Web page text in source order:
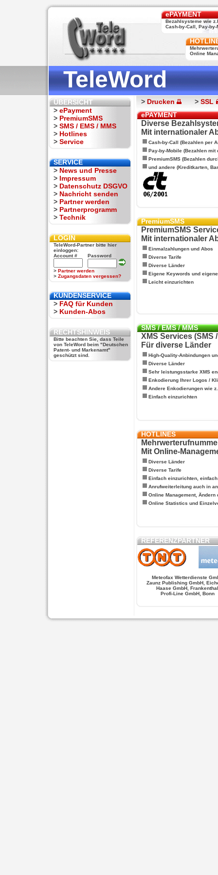
ePAYMENT
Bezahlsysteme wie
Cash-by-Call, Pay-by-
Online
TeleWord
ÜBERSICHT
> ePayment
> PremiumSMS
> SMS / EMS / MMS
> Hotlines
> Service
SERVICE
> News und Presse
> Impressum
> Datenschutz DSGVO
> Nachricht senden
> Partner werden
> Partnerprogramm
> Technik
LOGIN
TeleWord-Partner bitte hier
einloggen:
Account #
Password
> Partner werden
> Zugangsdaten vergessen?
KUNDENSERVICE
> FAQ für Kunden
> Kunden-Abos
RECHTSHINWEIS
Bitte beachten Sie, dass Teile
von TeleWord beim "Deutschen
Patent- und Markenamt"
geschützt sind.
> Drucken > SSL
ePAYMENT
Diverse
Mit internationaler
Cash-by-Call (Bezahlen per
Pay-by-Mobile (Bezahlen mit
PremiumSMS (Bezahlen
und andere (Kreditkarten,
PremiumSMS
PremiumSMS
Mit internationaler
Einmalzahlungen und Abos
Diverse Tarife
Diverse Länder
Eigene Keywords und
Leicht einzurichten
SMS / EMS / MMS
XMS Services (SMS
Für diverse Länder
High-Quality-Anbindungen
Diverse Länder
Sehr leistungsstarke XMS
Enkodierung Ihrer Logos /
Andere Enkodierungen wie
Einfach einzurichten
HOTLINES
Mit Online-
Diverse Länder
Diverse Tarife
Einfach einzurichten,
Anrufweiterleitung auch in
Online Management, Ändern
Online Statistics und
REFERENZPARTNER
Meteofax Wetterdienste
Zaunz Publishing GmbH,
Haase GmbH, Frankenthal
Profi-Line GmbH, Bonn